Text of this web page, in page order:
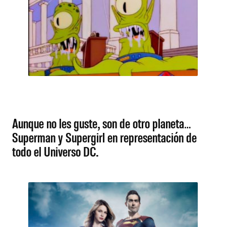
Aunque no les guste, son de otro planeta…
Superman y Supergirl en representación de
todo el Universo DC.